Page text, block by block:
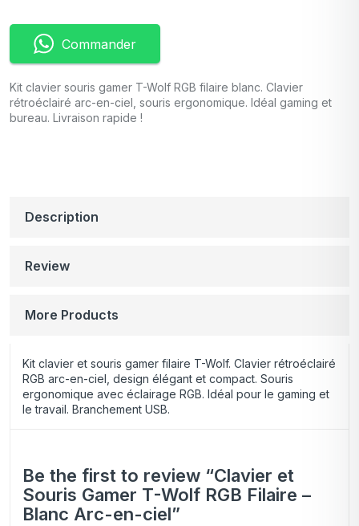
Commander
Kit clavier souris gamer T-Wolf RGB filaire blanc. Clavier
rétroéclairé arc-en-ciel, souris ergonomique. Idéal gaming et
bureau. Livraison rapide !
Description
Review
More Products
Kit clavier et souris gamer filaire T-Wolf. Clavier rétroéclairé
RGB arc-en-ciel, design élégant et compact. Souris
ergonomique avec éclairage RGB. Idéal pour le gaming et
le travail. Branchement USB.
Be the first to review “Clavier et
Souris Gamer T-Wolf RGB Filaire –
Blanc Arc-en-ciel”